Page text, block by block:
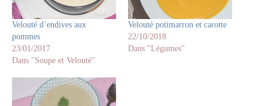
Velouté d’endives aux
pommes
23/01/2017
Dans "Soupe et Velouté"
Velouté potimarron et carotte
22/10/2018
Dans "Légumes"